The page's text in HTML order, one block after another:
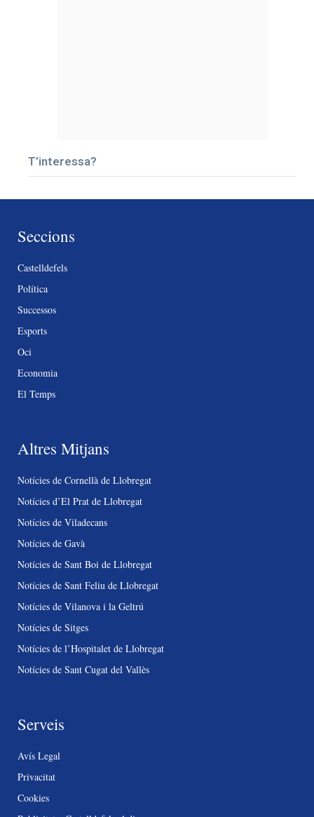
T’interessa?
Seccions
Castelldefels
Política
Successos
Esports
Oci
Economia
El Temps
Altres Mitjans
Notícies de Cornellà de Llobregat
Notícies d’El Prat de Llobregat
Notícies de Viladecans
Notícies de Gavà
Notícies de Sant Boi de Llobregat
Notícies de Sant Feliu de Llobregat
Notícies de Vilanova i la Geltrú
Notícies de Sitges
Notícies de l’Hospitalet de Llobregat
Notícies de Sant Cugat del Vallès
Serveis
Avís Legal
Privacitat
Cookies